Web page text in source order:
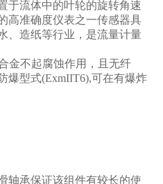
于流体中的叶轮的旋转角速
高准确度仪表之一传感器具
、造纸等行业，是流量计量
金不起腐蚀作用，且无纤
爆型式(ExmIIT6),可在有爆炸
轴承保证该组件有较长的使